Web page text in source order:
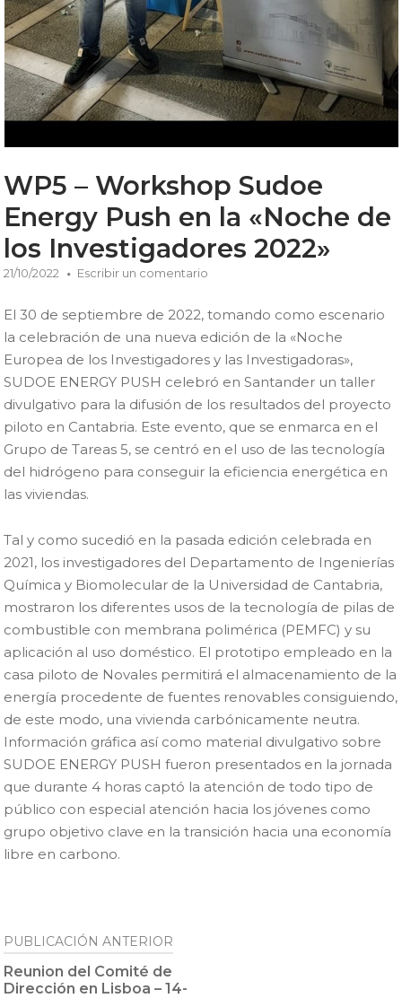
WP5 – Workshop Sudoe
Energy Push en la «Noche de
los Investigadores 2022»
21/10/2022 Escribir un comentario
El 30 de septiembre de 2022, tomando como escenario
la celebración de una nueva edición de la «Noche
Europea de los Investigadores y las Investigadoras»,
SUDOE ENERGY PUSH celebró en Santander un taller
divulgativo para la difusión de los resultados del proyecto
piloto en Cantabria. Este evento, que se enmarca en el
Grupo de Tareas 5, se centró en el uso de las tecnología
del hidrógeno para conseguir la eficiencia energética en
las viviendas.
Tal y como sucedió en la pasada edición celebrada en
2021, los investigadores del Departamento de Ingenierías
Química y Biomolecular de la Universidad de Cantabria,
mostraron los diferentes usos de la tecnología de pilas de
combustible con membrana polimérica (PEMFC) y su
aplicación al uso doméstico. El prototipo empleado en la
casa piloto de Novales permitirá el almacenamiento de la
energía procedente de fuentes renovables consiguiendo,
de este modo, una vivienda carbónicamente neutra.
Información gráfica así como material divulgativo sobre
SUDOE ENERGY PUSH fueron presentados en la jornada
que durante 4 horas captó la atención de todo tipo de
público con especial atención hacia los jóvenes como
grupo objetivo clave en la transición hacia una economía
libre en carbono.
Navegación
de
entradas
PUBLICACIÓN ANTERIOR
Reunion del Comité de
Dirección en Lisboa – 14-